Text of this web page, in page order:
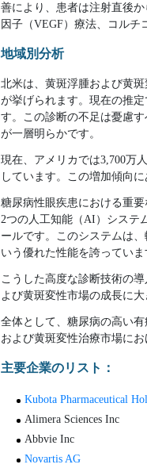
善により、患者は注射直後
因子（VEGF）療法、コルチ
地域別分析
北米は、黄斑浮腫および黄
が挙げられます。現在の推
す。この診断の不足は憂慮
が一層明らかです。
現在、アメリカでは3,700万
しています。この増加傾向
糖尿病性眼疾患における重
2つの人工知能（AI）システ
ールです。このシステムは
いう優れた性能を誇っていま
こうした高度な診断技術の
よび黄斑変性市場の成長に
全体として、糖尿病の高い
および黄斑変性治療市場に
主要企業のリスト：
Kubota Pharmaceutical
Alimera Sciences Inc
Abbvie Inc
Novartis AG